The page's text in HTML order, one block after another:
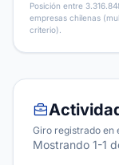
Posición entre
empresas chilenas
criterio).
Giro registrado en
Mostrando 1-1